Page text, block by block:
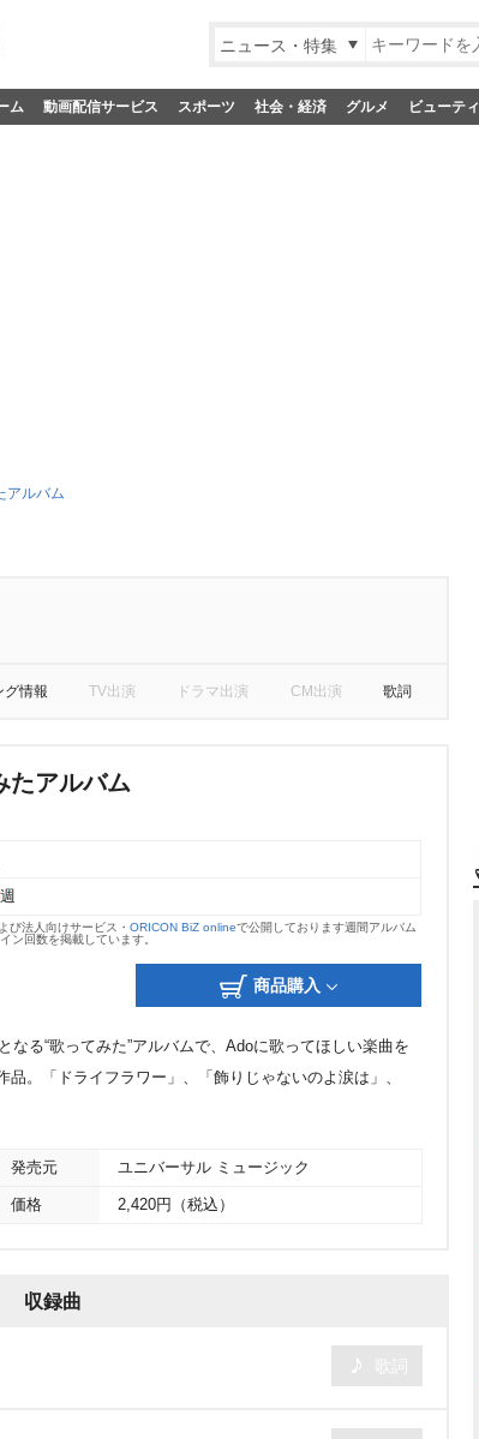
ニュース・特集
ム 動画配信サービス スポーツ 社会・経済 グルメ ビューティ
アルバム
グ情報 TV出演 ドラマ出演 CM出演 歌詞
たアルバム
週
び法人向けサービス・ ORICON BiZ onlineで公開しております週間アルバム
ン回数を掲載しています。
商品購入
る“歌ってみた”アルバムで、Adoに歌ってほしい楽曲を
。「ドライフラワー」、「飾りじゃないのよ涙は」、
発売元 ユニバーサル ミュージック
価格 2,420円（税込）
収録曲